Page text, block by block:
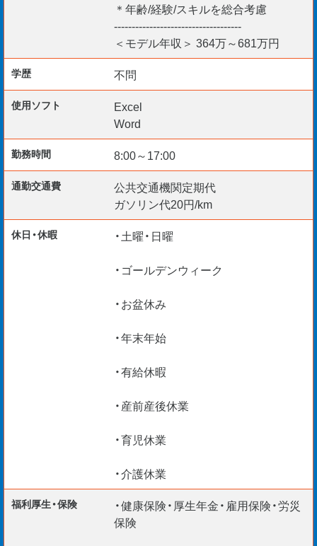
＊年齢/経験/スキルを総合考慮
------------------------------------
＜モデル年収＞ 364万～681万円
学歴 不問
使用ソフト
Excel
Word
勤務時間 8:00～17:00
通勤交通費
公共交通機関定期代
ガソリン代20円/km
休日・休暇
・土曜・日曜
・ゴールデンウィーク
・お盆休み
・年末年始
・有給休暇
・産前産後休業
・育児休業
・介護休業
福利厚生・保険
・健康保険・厚生年金・雇用保険・労災
保険